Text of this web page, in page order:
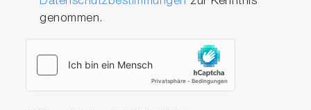
genommen.